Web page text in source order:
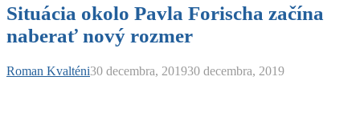
Situácia okolo Pavla Forischa začína
naberať nový rozmer
Roman Kvalténi30 decembra, 201930 decembra, 2019